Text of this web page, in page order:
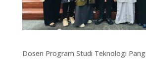
Dosen Program Studi Teknologi